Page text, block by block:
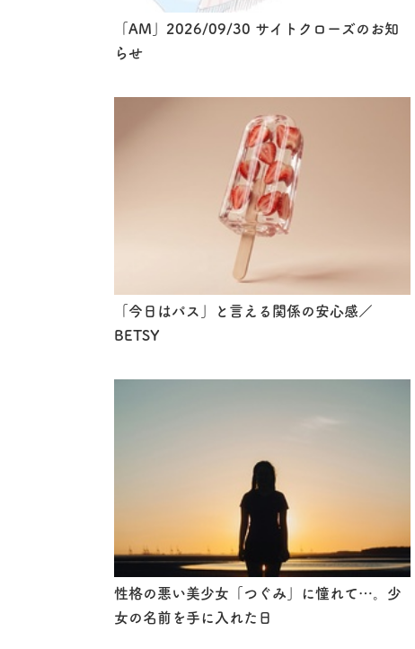
「AM」2026/09/30 サイトクローズのお知
らせ
「今日はパス」と言える関係の安心感／
BETSY
性格の悪い美少女「つぐみ」に憧れて…。少
女の名前を手に入れた日